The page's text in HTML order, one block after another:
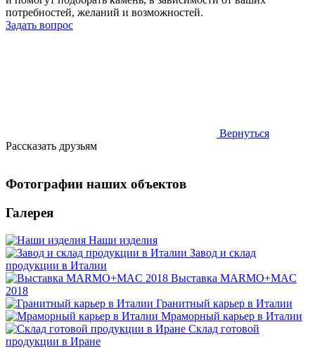
потребностей, желаний и возможностей.
Задать вопрос
Вернуться
Рассказать друзьям
Фотографии наших объектов
Галерея
Наши изделия
Завод и склад
продукции в Италии
Выставка MARMO+MAC
2018
Гранитный карьер в Италии
Мраморный карьер в Италии
Склад готовой
продукции в Иране